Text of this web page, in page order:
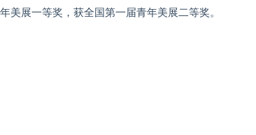
年美展一等奖，获全国第一届青年美展二等奖。